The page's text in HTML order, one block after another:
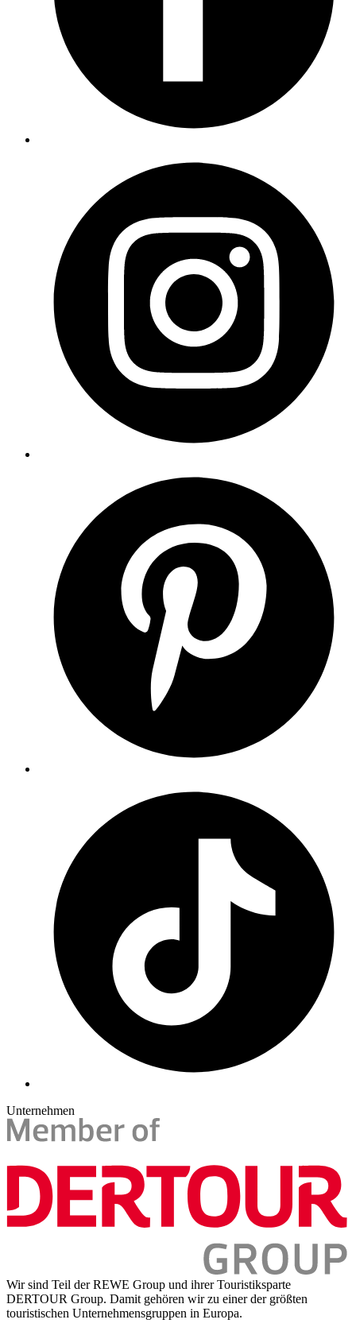
Unternehmen
Wir sind Teil der REWE Group und ihrer Touristiksparte
DERTOUR Group. Damit gehören wir zu einer der größten
touristischen Unternehmensgruppen in Europa.